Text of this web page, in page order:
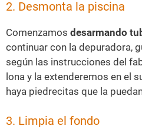
2. Desmonta la piscina
Comenzamos desarmando
continuar con la depuradora,
según las instrucciones del
lona y la extenderemos en el
haya piedrecitas que la
3. Limpia el fondo